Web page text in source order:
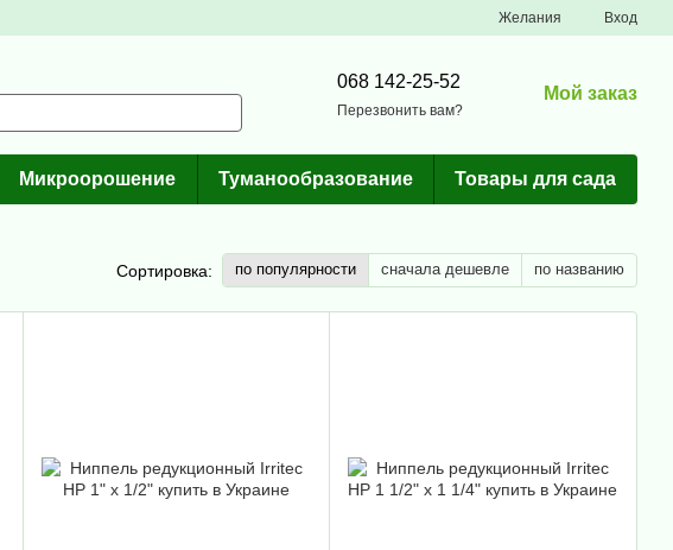
Желания Вход
068 142-25-52
Перезвонить вам?
Мой заказ
Микроорошение Туманообразование Товары для сада
Сортировка: по популярности сначала дешевле по названию